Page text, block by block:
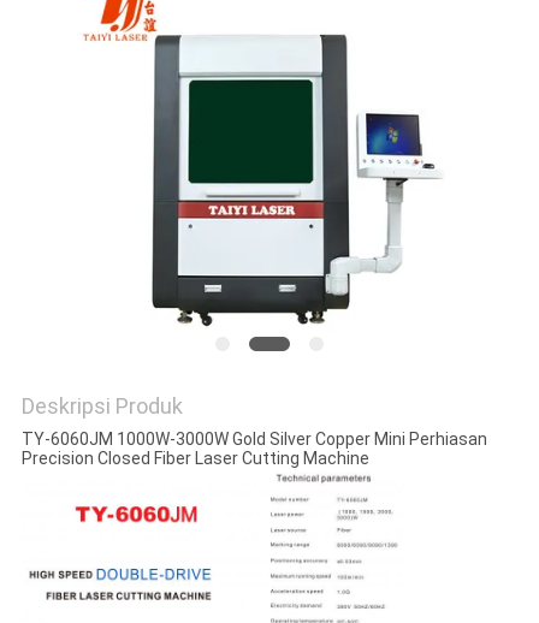
Deskripsi Produk
TY-6060JM 1000W-3000W Gold Silver Copper Mini Perhiasan
Precision Closed Fiber Laser Cutting Machine